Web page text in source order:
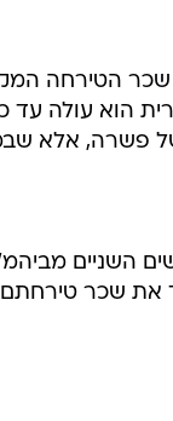
אלא שבמקרה
על 2.6-5.3